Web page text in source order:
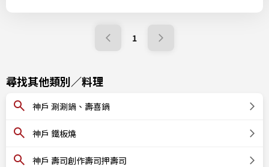
1
尋找其他類別／料理
神戶 涮涮鍋、壽喜鍋
神戶 鐵板燒
神戶 壽司創作壽司押壽司